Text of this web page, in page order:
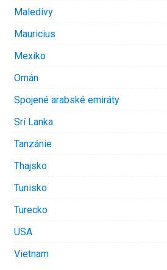
Maledivy
Mauricius
Mexiko
Omán
Spojené arabské emiráty
Srí Lanka
Tanzánie
Thajsko
Tunisko
Turecko
USA
Vietnam